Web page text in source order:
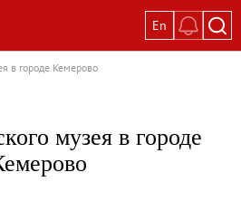
En
Сад в цвету
Русский лес
в городе Кемерово
музея в городе